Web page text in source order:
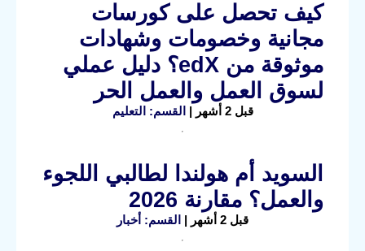
كيف تحصل على كورسات
مجانية وخصومات وشهادات
موثوقة من edX؟ دليل عملي
لسوق العمل والعمل الحر
قبل 2 أشهر | القسم: التعليم
السويد أم هولندا لطالبي اللجوء
والعمل؟ مقارنة 2026
قبل 2 أشهر | القسم: أخبار